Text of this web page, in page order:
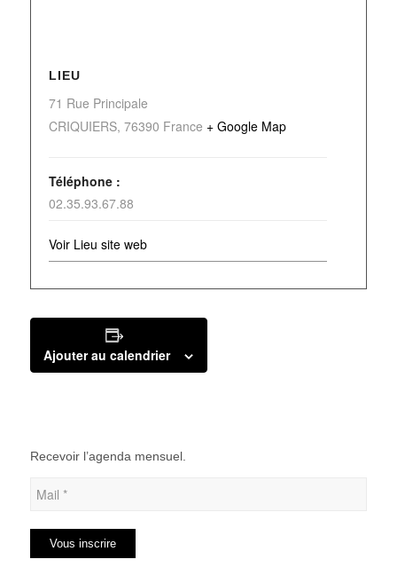
LIEU
71 Rue Principale
CRIQUIERS, 76390 France + Google Map
Téléphone :
02.35.93.67.88
Voir Lieu site web
Ajouter au calendrier
Recevoir l’agenda mensuel.